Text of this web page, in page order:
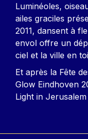
Luminéoles,
ailes graciles
2011, dansent à
envol offre un
ciel et la ville en
Et après la Fête
Glow Eindhoven
Light in Jerusalem